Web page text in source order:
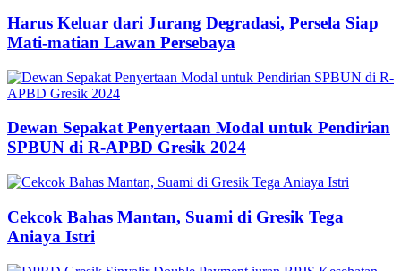
Harus Keluar dari Jurang Degradasi, Persela Siap
Mati-matian Lawan Persebaya
Dewan Sepakat Penyertaan Modal untuk Pendirian
SPBUN di R-APBD Gresik 2024
Cekcok Bahas Mantan, Suami di Gresik Tega
Aniaya Istri